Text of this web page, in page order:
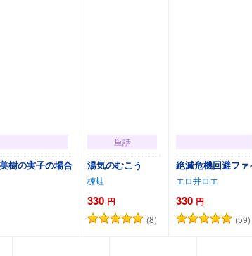
樹の実子の場合
単話
湯気のむこう
楝蛙
330 円
(8)
カートに追加
絶滅危機回避フ
エロ井ロエ
330 円
(59)
カ